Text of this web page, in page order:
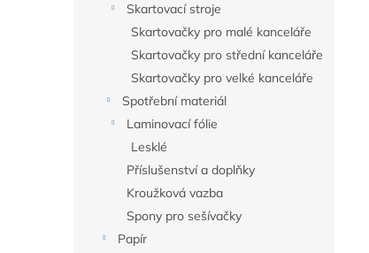
Skartovací stroje
Skartovačky pro malé kanceláře
Skartovačky pro střední kanceláře
Skartovačky pro velké kanceláře
Spotřební materiál
Laminovací fólie
Lesklé
Příslušenství a doplňky
Kroužková vazba
Spony pro sešívačky
Papír